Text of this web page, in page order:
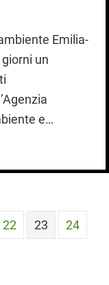
Emilia-
un
e…
22 23 24